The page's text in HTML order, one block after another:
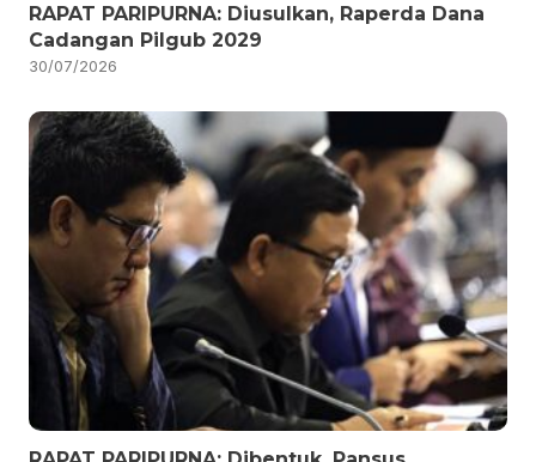
RAPAT PARIPURNA: Diusulkan, Raperda Dana
Cadangan Pilgub 2029
30/07/2026